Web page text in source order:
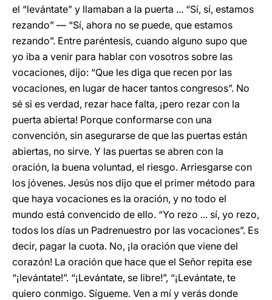
el “levántate” y llamaban a la puerta ... “Sí, sí, estamos
rezando” ― “Sí, ahora no se puede, que estamos
rezando”. Entre paréntesis, cuando alguno supo que
yo iba a venir para hablar con vosotros sobre las
vocaciones, dijo: “Que les diga que recen por las
vocaciones, en lugar de hacer tantos congresos”. No
sé si es verdad, rezar hace falta, ¡pero rezar con la
puerta abierta! Porque conformarse con una
convención, sin asegurarse de que las puertas están
abiertas, no sirve. Y las puertas se abren con la
oración, la buena voluntad, el riesgo. Arriesgarse con
los jóvenes. Jesús nos dijo que el primer método para
que haya vocaciones es la oración, y no todo el
mundo está convencido de ello. “Yo rezo ... sí, yo rezo,
todos los días un Padrenuestro por las vocaciones”. Es
decir, pagar la cuota. No, ¡la oración que viene del
corazón! La oración que hace que el Señor repita ese
“¡levántate!”. “¡Levántate, se libre!”, “¡Levántate, te
quiero conmigo. Sígueme. Ven a mí y verás donde